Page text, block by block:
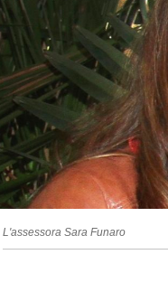
L'assessora Sara Funaro